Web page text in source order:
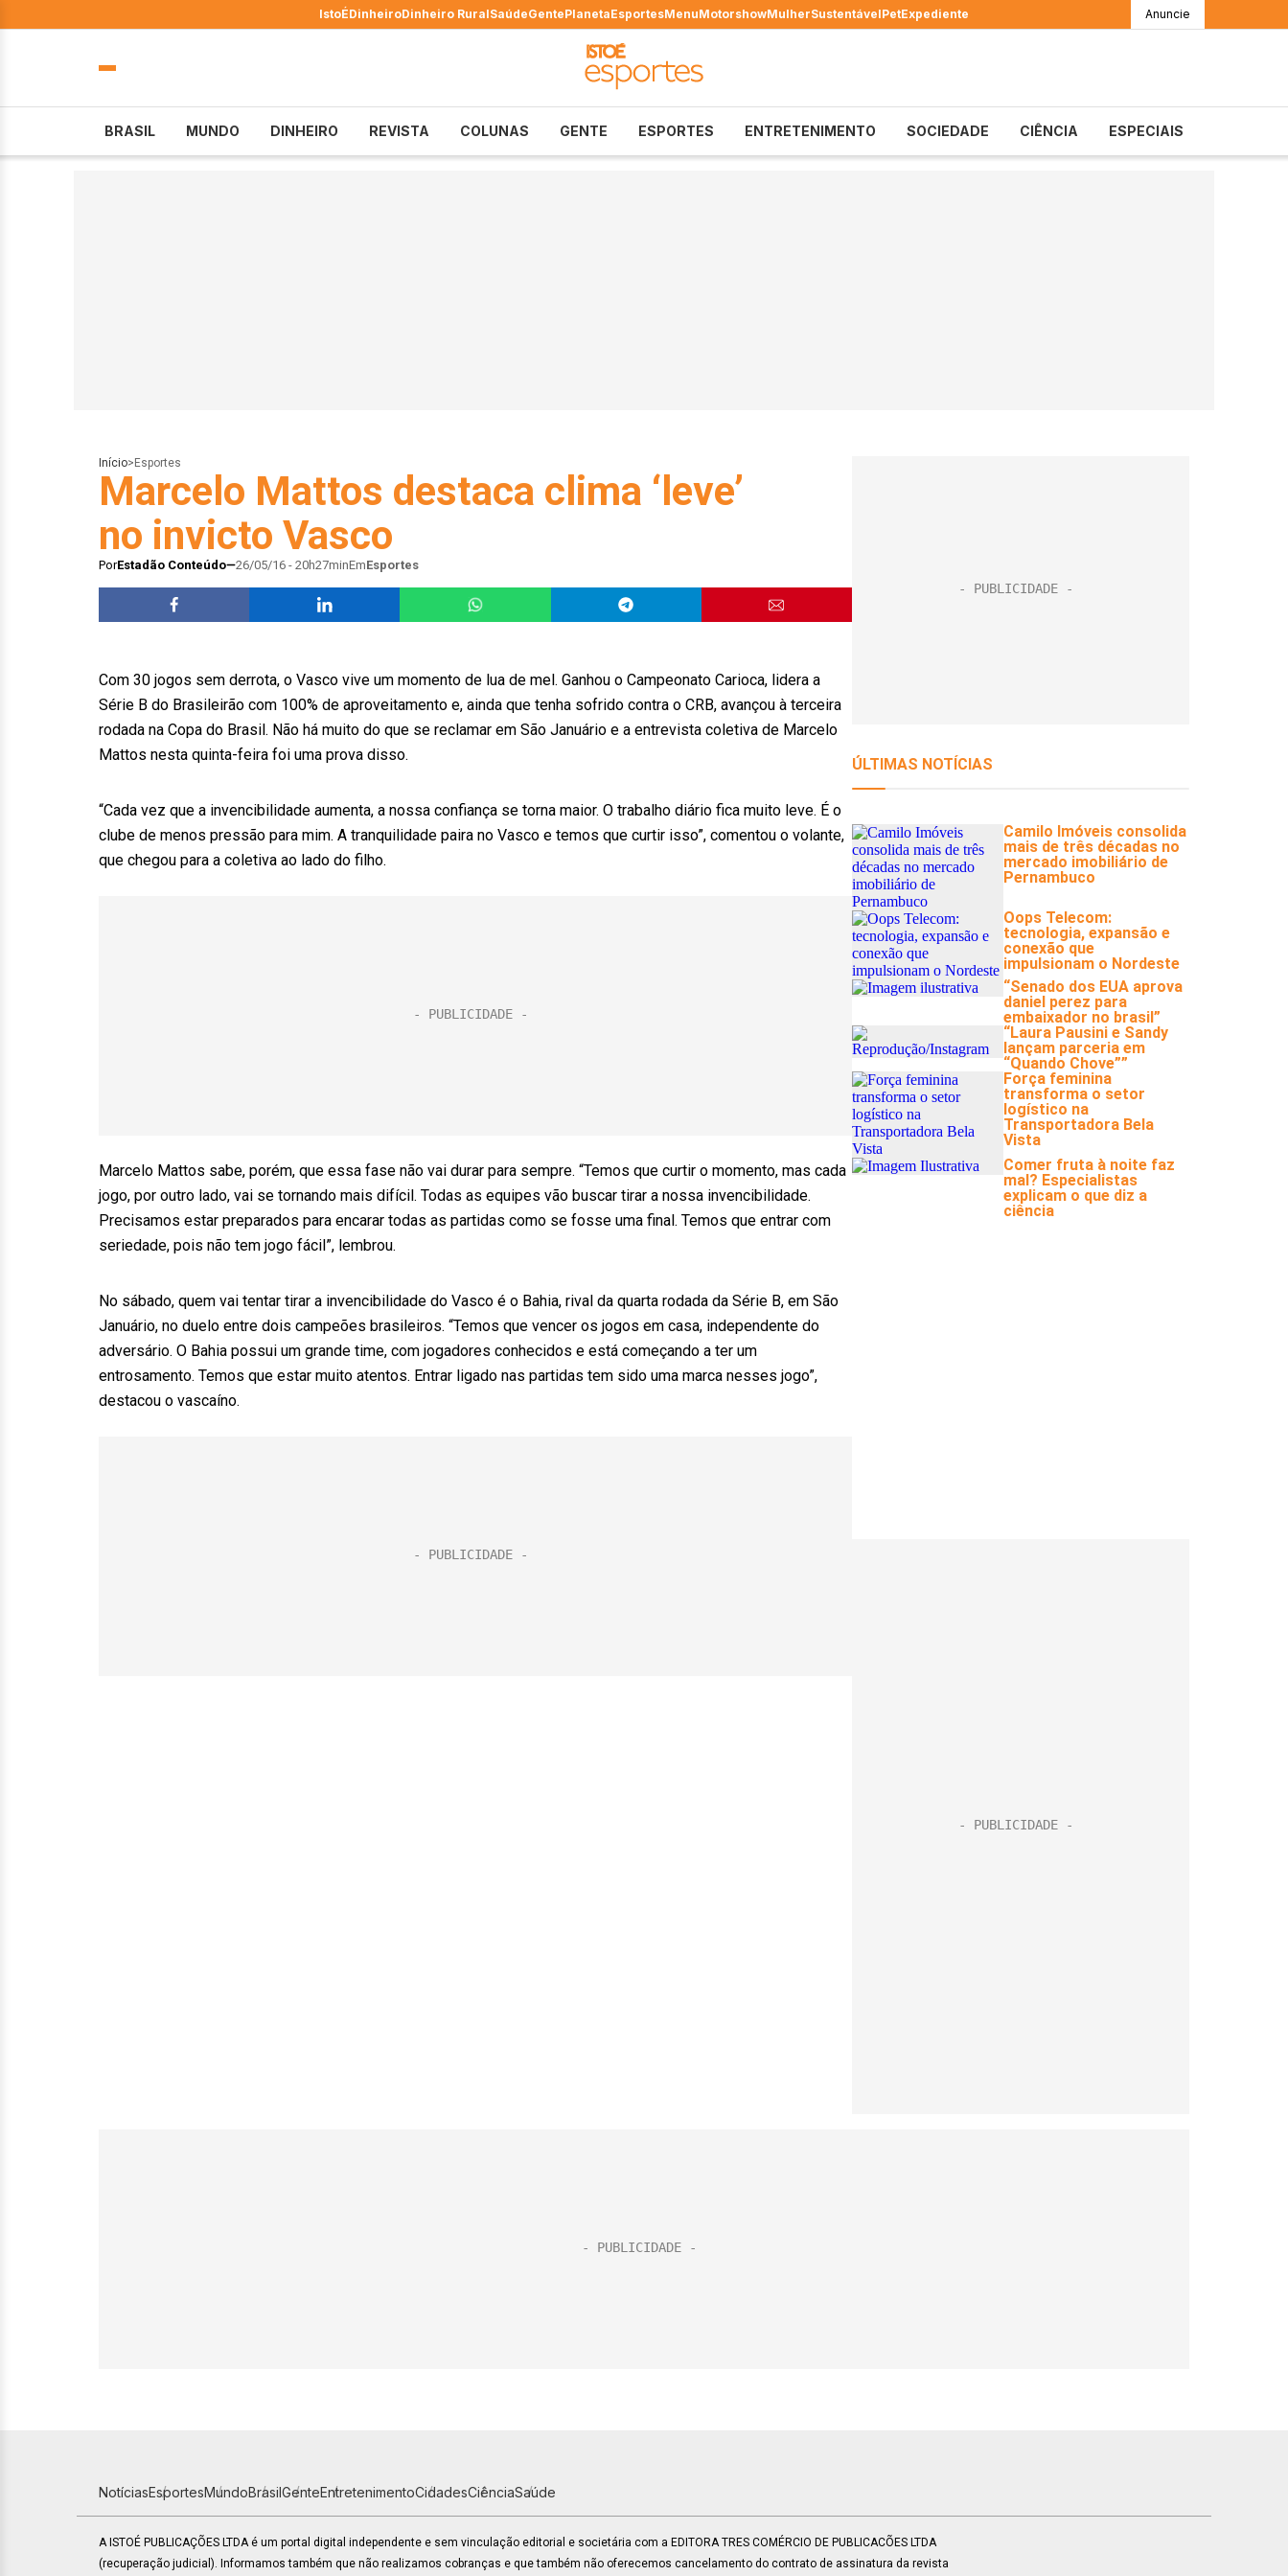
IstoÉDinheiroDinheiro RuralSaúdeGentePlanetaEsportesMenuMotorshowMulherSustentávelPetExpediente Anuncie
BRASIL MUNDO DINHEIRO REVISTA COLUNAS GENTE ESPORTES ENTRETENIMENTO SOCIEDADE CIÊNCIA ESPECIAIS
Início> Esportes
Marcelo Mattos destaca clima ‘leve’
no invicto Vasco
PorEstadão Conteúdo 26/05/16 - 20h27minEmEsportes
Com 30 jogos sem derrota, o Vasco vive um momento de lua de mel. Ganhou o Campeonato Carioca, lidera a
Série B do Brasileirão com 100% de aproveitamento e, ainda que tenha sofrido contra o CRB, avançou à terceira
rodada na Copa do Brasil. Não há muito do que se reclamar em São Januário e a entrevista coletiva de Marcelo
Mattos nesta quinta-feira foi uma prova disso.
“Cada vez que a invencibilidade aumenta, a nossa confiança se torna maior. O trabalho diário fica muito leve. É o
clube de menos pressão para mim. A tranquilidade paira no Vasco e temos que curtir isso”, comentou o volante,
que chegou para a coletiva ao lado do filho.
Marcelo Mattos sabe, porém, que essa fase não vai durar para sempre. “Temos que curtir o momento, mas cada
jogo, por outro lado, vai se tornando mais difícil. Todas as equipes vão buscar tirar a nossa invencibilidade.
Precisamos estar preparados para encarar todas as partidas como se fosse uma final. Temos que entrar com
seriedade, pois não tem jogo fácil”, lembrou.
No sábado, quem vai tentar tirar a invencibilidade do Vasco é o Bahia, rival da quarta rodada da Série B, em São
Januário, no duelo entre dois campeões brasileiros. “Temos que vencer os jogos em casa, independente do
adversário. O Bahia possui um grande time, com jogadores conhecidos e está começando a ter um
entrosamento. Temos que estar muito atentos. Entrar ligado nas partidas tem sido uma marca nesses jogo”,
destacou o vascaíno.
NotíciasEsportesMundoBrasilGenteEntretenimentoCidadesCiênciaSaúde
A ISTOÉ PUBLICAÇÕES LTDA é um portal digital independente e sem vinculação editorial e societária com a EDITORA TRES COMÉRCIO DE PUBLICACÕES LTDA
(recuperação judicial). Informamos também que não realizamos cobranças e que também não oferecemos cancelamento do contrato de assinatura da revista